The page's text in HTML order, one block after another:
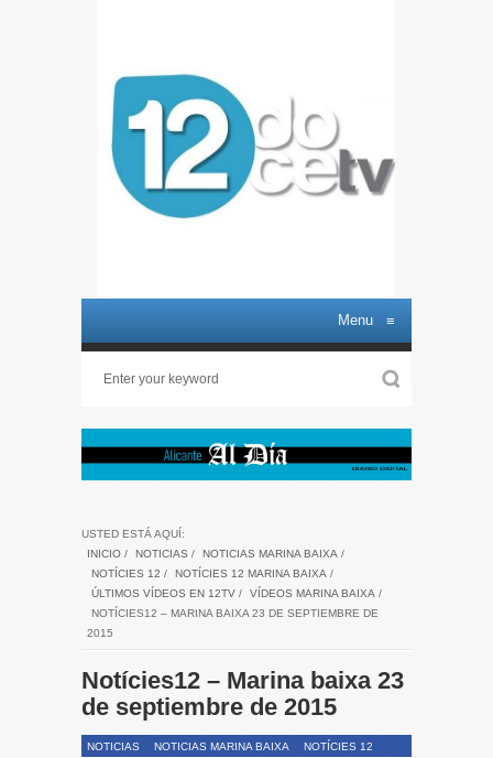
Menu ≡
USTED ESTÁ AQUÍ:
INICIO / NOTICIAS / NOTICIAS MARINA BAIXA /
NOTÍCIES 12 / NOTÍCIES 12 MARINA BAIXA /
ÚLTIMOS VÍDEOS EN 12TV / VÍDEOS MARINA BAIXA /
NOTÍCIES12 – MARINA BAIXA 23 DE SEPTIEMBRE DE
2015
Notícies12 – Marina baixa 23
de septiembre de 2015
NOTICIAS NOTICIAS MARINA BAIXA
NOTÍCIES 12